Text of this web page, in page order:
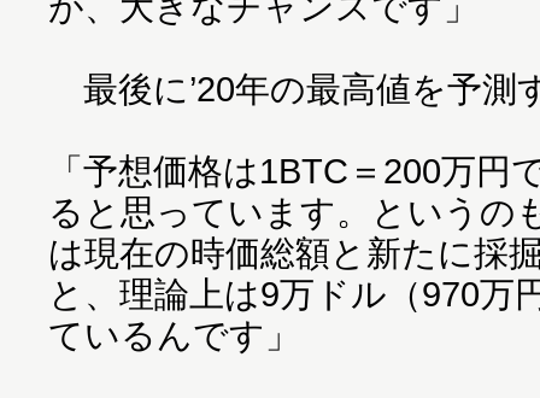
最後に’20年の最高値を予測
「予想価格は1BTC＝200万円
ると思っています。というの
は現在の時価総額と新たに採
と、理論上は9万ドル（970万
ているんです」